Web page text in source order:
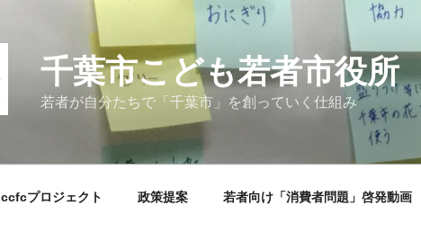
千葉市こども若者市役所
若者が自分たちで「千葉市」を創っていく仕組み
ccfcプロジェクト 政策提案 若者向け「消費者問題」啓発動画